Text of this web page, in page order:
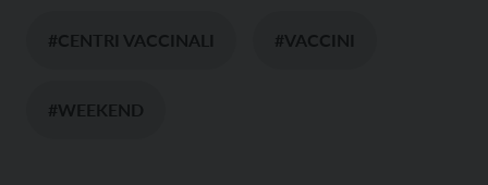
#CENTRI VACCINALI #VACCINI
#WEEKEND